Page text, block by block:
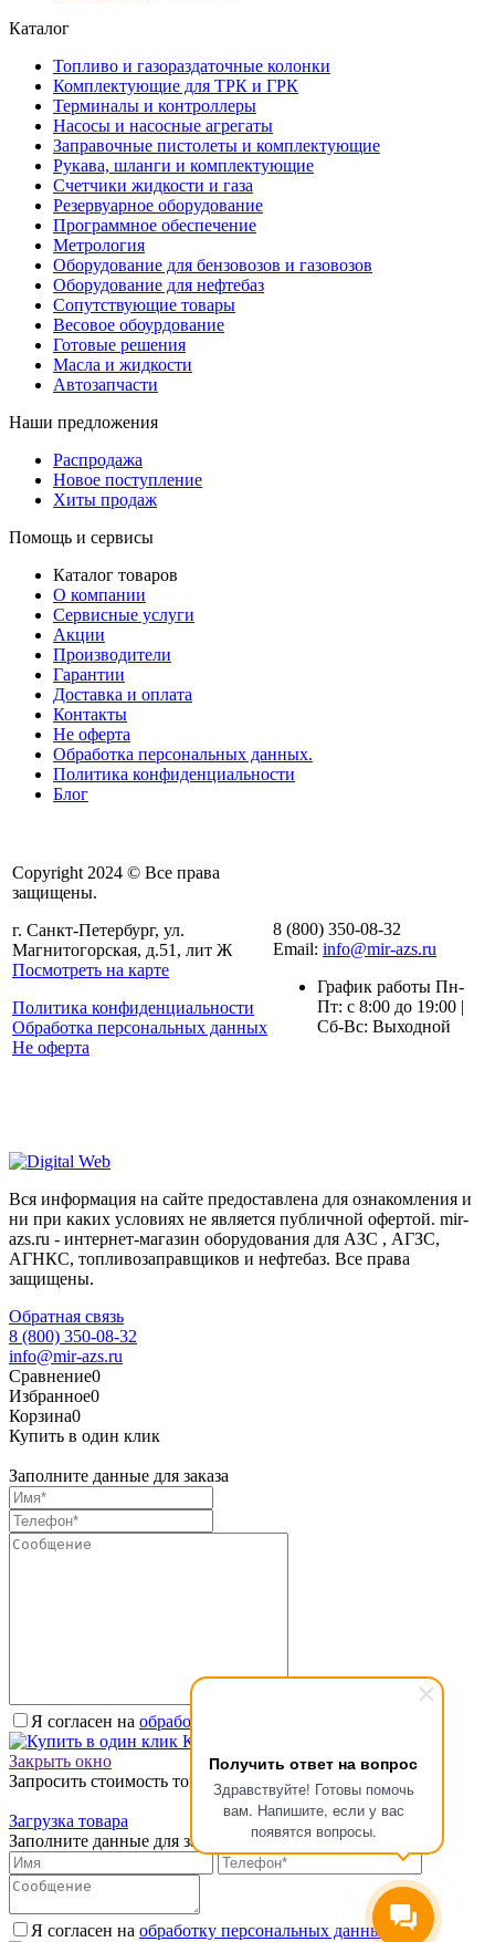
Получить ответ на вопрос
Здравствуйте! Готовы помочь
вам. Напишите, если у вас
появятся вопросы.
Каталог
Топливо и газораздаточные колонки
Комплектующие для ТРК и ГРК
Терминалы и контроллеры
Насосы и насосные агрегаты
Заправочные пистолеты и комплектующие
Рукава, шланги и комплектующие
Счетчики жидкости и газа
Резервуарное оборудование
Программное обеспечение
Метрология
Оборудование для бензовозов и газовозов
Оборудование для нефтебаз
Сопутствующие товары
Весовое обоурдование
Готовые решения
Масла и жидкости
Автозапчасти
Наши предложения
Распродажа
Новое поступление
Хиты продаж
Помощь и сервисы
Каталог товаров
О компании
Сервисные услуги
Акции
Производители
Гарантии
Доставка и оплата
Контакты
Не оферта
Обработка персональных данных.
Политика конфиденциальности
Блог
Copyright 2024 © Все права
защищены.
г. Санкт-Петербург, ул.
Магнитогорская, д.51, лит Ж
Посмотреть на карте
Политика конфиденциальности
Обработка персональных данных
Не оферта
8 (800) 350-08-32
Email: info@mir-azs.ru
График работы Пн-
Пт: с 8:00 до 19:00 |
Сб-Вс: Выходной
Вся информация на сайте предоставлена для ознакомления и
ни при каких условиях не является публичной офертой. mir-
azs.ru - интернет-магазин оборудования для АЗС , АГЗС,
АГНКС, топливозаправщиков и нефтебаз. Все права
защищены.
Обратная связь
8 (800) 350-08-32
info@mir-azs.ru
Сравнение0
Избранное0
Корзина0
Купить в один клик
Заполните данные для заказа
Я согласен на обработку персональных данных.
Купить в один клик
Закрыть окно
Запросить стоимость товара
Загрузка товара
Заполните данные для запроса цены
Я согласен на обработку персональных данных.*